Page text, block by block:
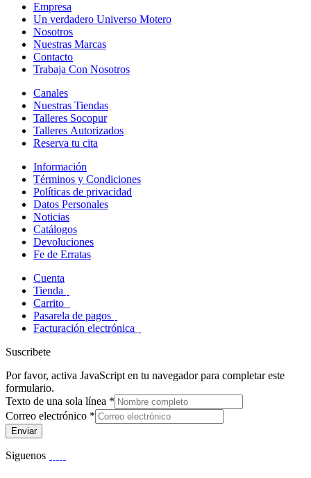
Empresa
Un verdadero Universo Motero
Nosotros
Nuestras Marcas
Contacto
Trabaja Con Nosotros
Canales
Nuestras Tiendas
Talleres Socopur
Talleres Autorizados
Reserva tu cita
Información
Términos y Condiciones
Políticas de privacidad
Datos Personales
Noticias
Catálogos
Devoluciones
Fe de Erratas
Cuenta
Tienda
Carrito
Pasarela de pagos
Facturación electrónica
Suscribete
Por favor, activa JavaScript en tu navegador para completar este
formulario.
Texto de una sola línea *
Correo electrónico *
Enviar
Siguenos